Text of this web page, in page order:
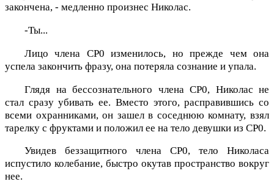
закончена, - медленно произнес Николас.
-Ты...
Лицо члена CP0 изменилось, но прежде чем она
успела закончить фразу, она потеряла сознание и упала.
Глядя на бессознательного члена CP0, Николас не
стал сразу убивать ее. Вместо этого, расправившись со
всеми охранниками, он зашел в соседнюю комнату, взял
тарелку с фруктами и положил ее на тело девушки из CP0.
Увидев беззащитного члена CP0, тело Николаса
испустило колебание, быстро окутав пространство вокруг
нее.